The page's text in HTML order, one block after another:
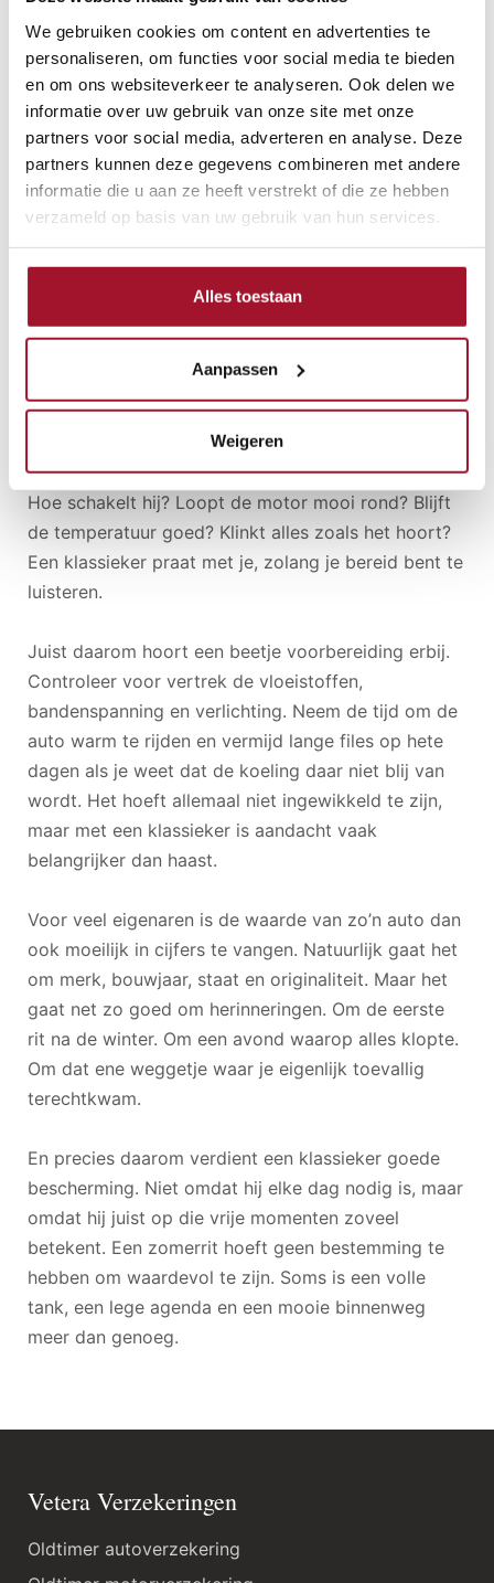
We gebruiken cookies om content en advertenties te
personaliseren, om functies voor social media te bieden
en om ons websiteverkeer te analyseren. Ook delen we
informatie over uw gebruik van onze site met onze
partners voor social media, adverteren en analyse. Deze
partners kunnen deze gegevens combineren met andere
informatie die u aan ze heeft verstrekt of die ze hebben
verzameld op basis van uw gebruik van hun services.
Alles toestaan
Aanpassen
Weigeren
maar omdat het kan. En misschien is dat wel precies
waarom oldtimers zo geliefd blijven. Ze halen de
haast uit autorijden.
Ook onderweg gebeurt er iets. Mensen kijken om,
steken hun duim op of beginnen bij een tankstation
spontaan over vroeger. Bijna iedereen heeft wel een
herinnering aan een Kever, een Eend, een DAF, een
Mercedes, een oude Volvo of een Britse roadster.
Klassiekers maken iets los, ook bij mensen die
zichzelf geen autoliefhebber noemen.
Een zomerrit is bovendien vaak het moment waarop
een auto echt tot leven komt. Na maanden in de
stalling wil je niet meteen honderden kilometers
maken, maar de auto rustig weer leren aanvoelen.
Hoe schakelt hij? Loopt de motor mooi rond? Blijft
de temperatuur goed? Klinkt alles zoals het hoort?
Een klassieker praat met je, zolang je bereid bent te
luisteren.
Juist daarom hoort een beetje voorbereiding erbij.
Controleer voor vertrek de vloeistoffen,
bandenspanning en verlichting. Neem de tijd om de
auto warm te rijden en vermijd lange files op hete
dagen als je weet dat de koeling daar niet blij van
wordt. Het hoeft allemaal niet ingewikkeld te zijn,
maar met een klassieker is aandacht vaak
belangrijker dan haast.
Voor veel eigenaren is de waarde van zo’n auto dan
ook moeilijk in cijfers te vangen. Natuurlijk gaat het
om merk, bouwjaar, staat en originaliteit. Maar het
gaat net zo goed om herinneringen. Om de eerste
rit na de winter. Om een avond waarop alles klopte.
Om dat ene weggetje waar je eigenlijk toevallig
terechtkwam.
En precies daarom verdient een klassieker goede
bescherming. Niet omdat hij elke dag nodig is, maar
omdat hij juist op die vrije momenten zoveel
betekent. Een zomerrit hoeft geen bestemming te
hebben om waardevol te zijn. Soms is een volle
tank, een lege agenda en een mooie binnenweg
meer dan genoeg.
Vetera Verzekeringen
Oldtimer autoverzekering